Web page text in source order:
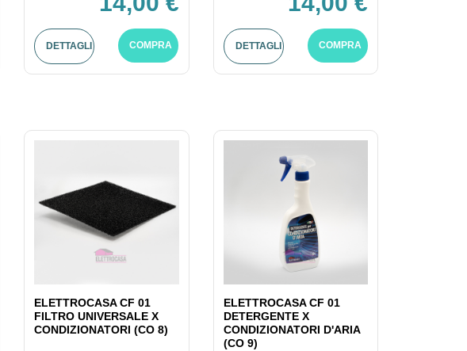
DETTAGLI COMPRA DETTAGLI COMPRA
ELETTROCASA CF 01
FILTRO UNIVERSALE X
CONDIZIONATORI (CO 8)
ELETTROCASA CF 01
DETERGENTE X
CONDIZIONATORI D'ARIA
(CO 9)